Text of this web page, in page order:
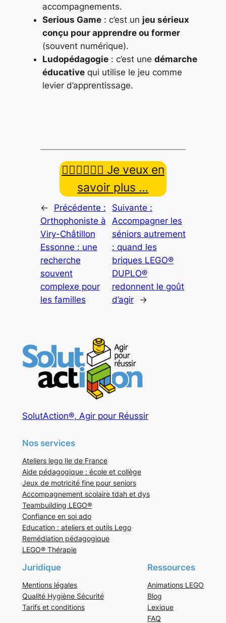
accompagnements.
Serious Game: c’est un jeu sérieux
conçu pour apprendre ou former
(souvent numérique).
Ludopédagogie: c’est une démarche
éducativequi utilise le jeu comme
levier d’apprentissage.
👉🏿👉🏾👉🏼 Je veux en
savoir plus …
←
Précédente :
Orthophoniste à
Viry-Châtillon
Essonne : une
recherche
souvent
complexe pour
les familles
Suivante :
Accompagner les
séniors autrement
: quand les
briques LEGO®
DUPLO®
redonnent le goût
d’agir
→
SolutAction®, Agir pour Réussir
Nos services
Ateliers lego Ile de France
Aide pédagogique : école et collège
Jeux de motricité fine pour seniors
Accompagnement scolaire tdah et dys
Teambuilding LEGO®
Confiance en soi ado
Education : ateliers et outils Lego
Remédiation pédagogique
LEGO® Thérapie
Juridique
Mentions légales
Qualité Hygiène Sécurité
Tarifs et conditions
Ressources
Animations LEGO
Blog
Lexique
FAQ